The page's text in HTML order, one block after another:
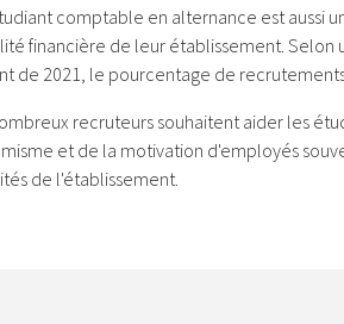
comptable en alternance est aussi
financière de leur établissement.
de 2021, le pourcentage de
recruteurs souhaitent aider les
et de la motivation d'employés
de l'établissement.